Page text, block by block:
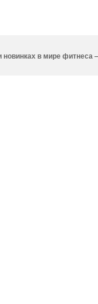
новинках в мире